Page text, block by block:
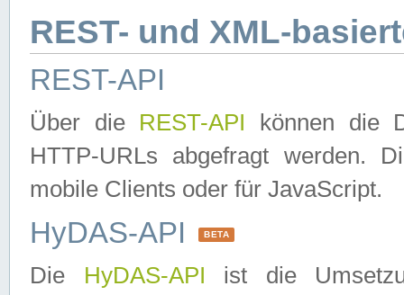
REST- und XML-
REST-API
Über die REST-API können die
HTTP-URLs abgefragt werden.
mobile Clients oder für JavaScript.
HyDAS-API BETA
Die HyDAS-API ist die